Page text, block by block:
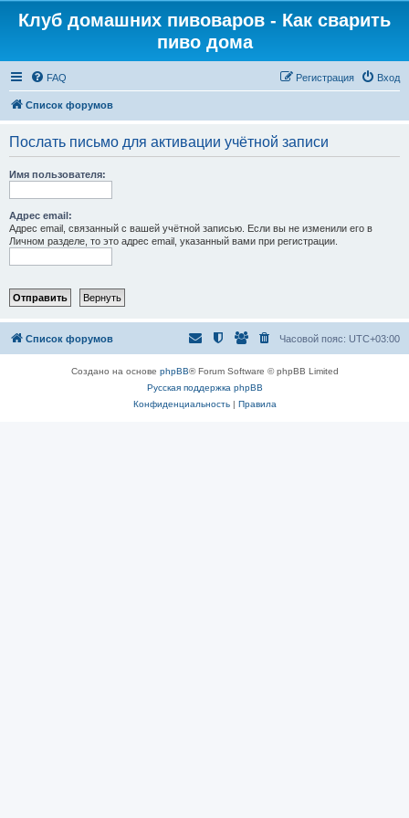
Клуб домашних пивоваров - Как cварить
пиво дома
FAQ Вход
Регистрация
Список форумов
Послать письмо для активации учётной записи
Имя пользователя:
Адрес email:
Адрес email, связанный с вашей учётной записью. Если вы не изменили его в
Личном разделе, то это адрес email, указанный вами при регистрации.
Список форумов Часовой пояс: UTC+03:00
Создано на основе phpBB® Forum Software © phpBB Limited
Русская поддержка phpBB
Конфиденциальность| Правила